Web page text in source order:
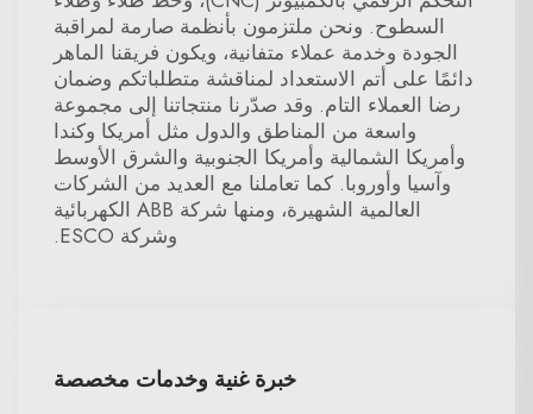
السطوح. ونحن ملتزمون بأنظمة صارمة لمراقبة
الجودة وخدمة عملاء متفانية، ويكون فريقنا الماهر
دائمًا على أتم الاستعداد لمناقشة متطلباتكم وضمان
رضا العملاء التام. وقد صدّرنا منتجاتنا إلى مجموعة
واسعة من المناطق والدول مثل أمريكا وكندا
وأمريكا الشمالية وأمريكا الجنوبية والشرق الأوسط
وآسيا وأوروبا. كما تعاملنا مع العديد من الشركات
العالمية الشهيرة، ومنها شركة ABB الكهربائية
وشركة ESCO.
خبرة غنية وخدمات مخصصة